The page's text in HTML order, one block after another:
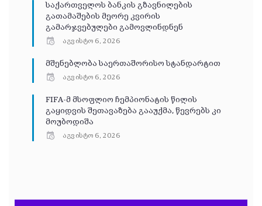
საქართველოს ბანკის გზავნილების
გათამაშების მეორე კვირის
გამარჯვებულები გამოვლინდნენ
აგვისტო 6, 2026
მშენებლობა საერთაშორისო სტანდარტით
აგვისტო 6, 2026
FIFA-მ მსოფლიო ჩემპიონატის წილის
გაყიდვის შეთავაზება გააუქმა, წევრებს კი
მოუბოდიშა
აგვისტო 6, 2026